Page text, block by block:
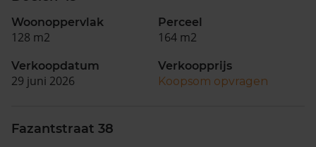
Woonoppervlak
128 m2
Perceel
164 m2
Verkoopdatum
29 juni 2026
Verkoopprijs
Koopsom opvragen
Fazantstraat 38